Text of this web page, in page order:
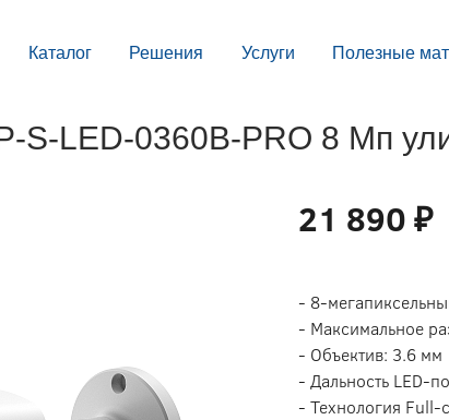
Каталог Решения Услуги Полезные
S-LED-0360B-PRO 8 Мп
21 890 ₽
- 8-
- Максимальное
- Объектив: 3.6 мм
- Дальность LED-
- Технология Full-